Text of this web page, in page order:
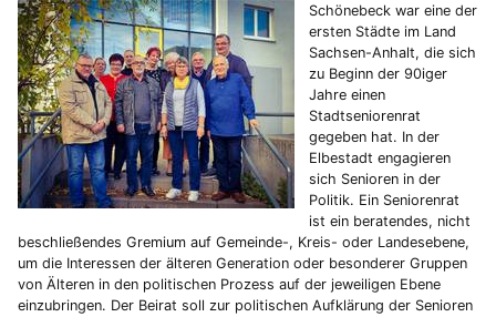
Schönebeck war eine der
ersten Städte im Land
Sachsen-Anhalt, die sich
zu Beginn der 90iger
Jahre einen
Stadtseniorenrat
gegeben hat. In der
Elbestadt engagieren
sich Senioren in der
Politik. Ein Seniorenrat
ist ein beratendes, nicht
beschließendes Gremium auf Gemeinde-, Kreis- oder Landesebene,
um die Interessen der älteren Generation oder besonderer Gruppen
von Älteren in den politischen Prozess auf der jeweiligen Ebene
einzubringen. Der Beirat soll zur politischen Aufklärung der Senioren